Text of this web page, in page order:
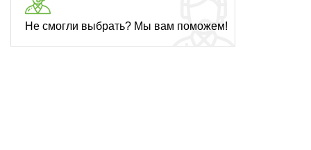
Не смогли выбрать? Мы вам поможем!